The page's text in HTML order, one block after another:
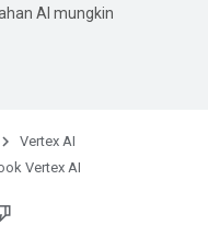
AI mungkin
Vertex AI
Vertex AI